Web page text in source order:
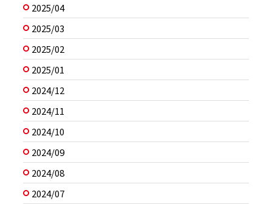
2025/04
2025/03
2025/02
2025/01
2024/12
2024/11
2024/10
2024/09
2024/08
2024/07